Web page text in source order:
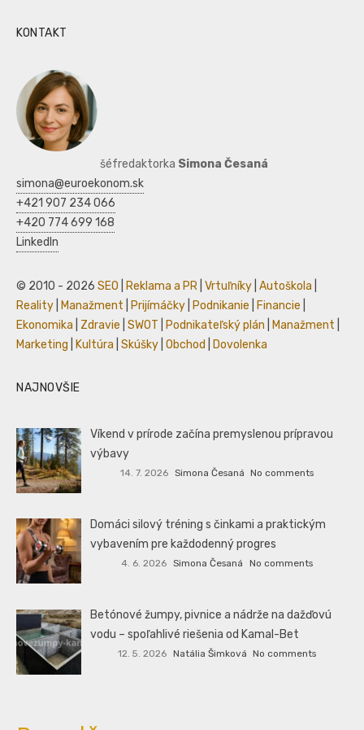
KONTAKT
šéfredaktorka Simona Česaná
simona@euroekonom.sk
+421 907 234 066
+420 774 699 168
LinkedIn
© 2010 - 2026 SEO Reklama a PR Vrtuľníky Autoškola
Reality
Manažment Prijímáčky Podnikanie Financie
Ekonomika
Zdravie SWOT Podnikateľský plán Manažment
Marketing
Kultúra Skúšky Obchod Dovolenka
NAJNOVŠIE
Víkend v prírode začína premyslenou prípravou
výbavy
14. 7. 2026 Simona Česaná No comments
Domáci silový tréning s činkami a praktickým
vybavením pre každodenný progres
4. 6. 2026 Simona Česaná No comments
Betónové žumpy, pivnice a nádrže na dažďovú
vodu – spoľahlivé riešenia od Kamal-Bet
12. 5. 2026 Natália Šimková No comments